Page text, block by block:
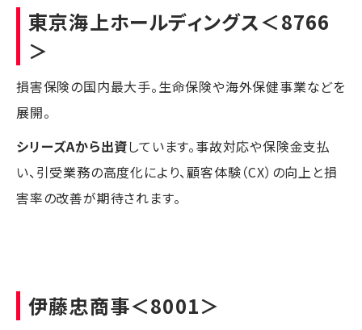
東京海上ホールディングス＜8766
＞
損害保険の国内最大手。生命保険や海外保健事業などを
展開。
シリーズAから出資しています。事故対応や保険金支払
い、引受業務の高度化により、顧客体験（CX）の向上と損
害率の改善が期待されます。
伊藤忠商事＜8001＞